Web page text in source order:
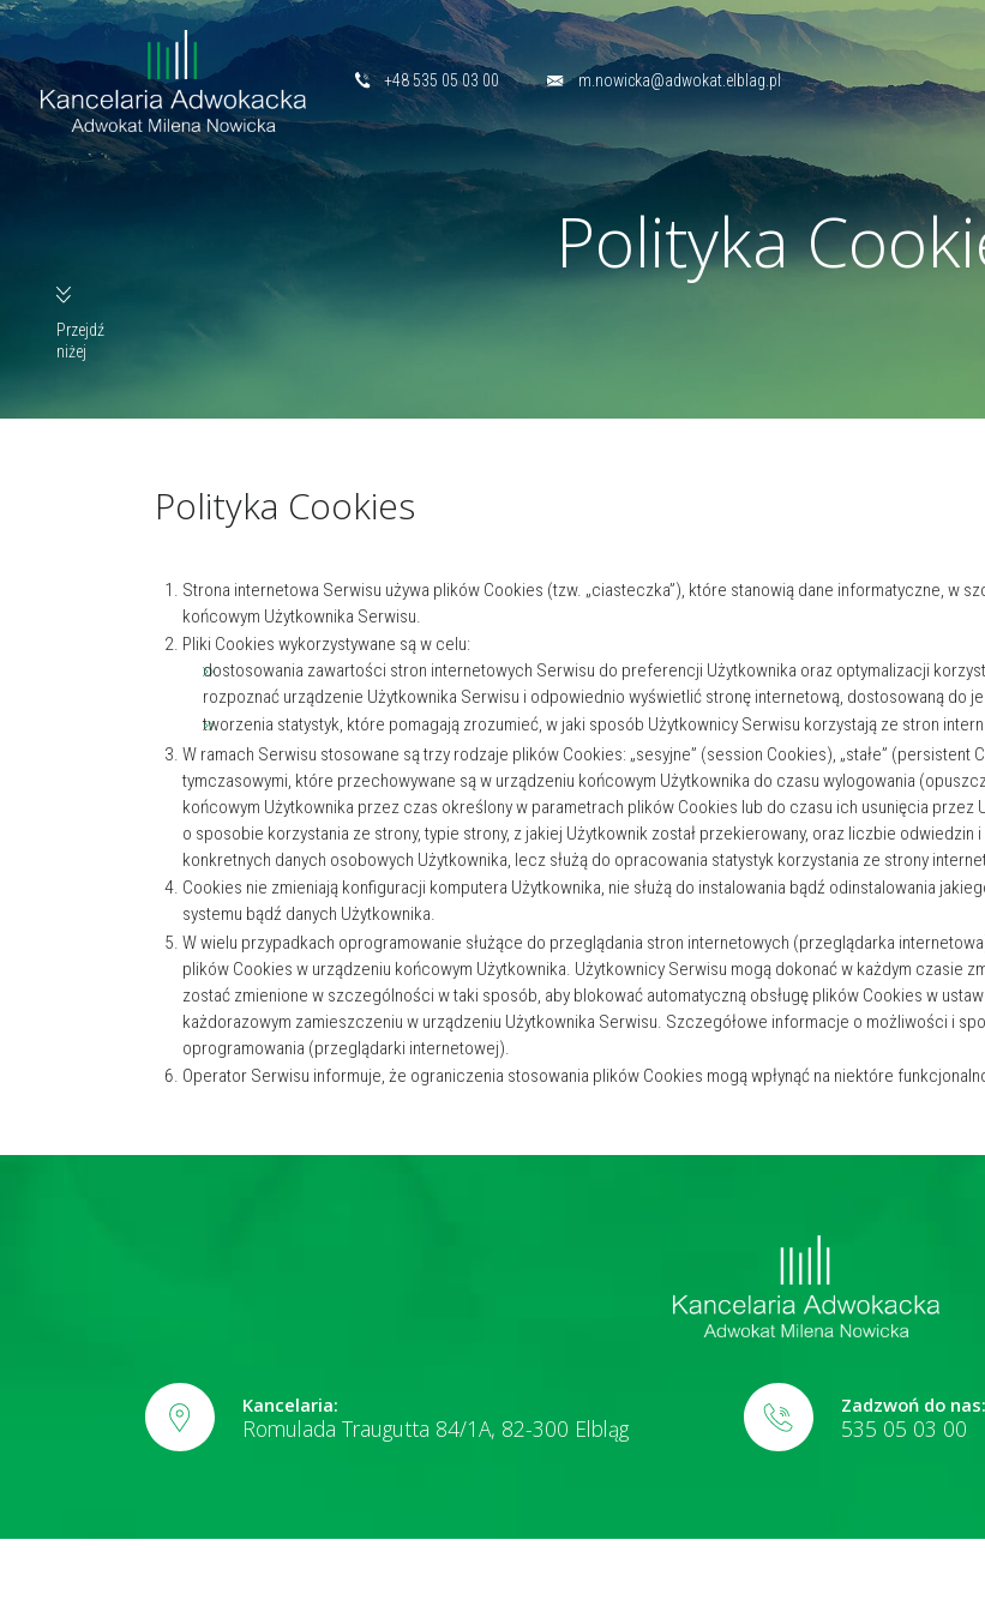
+48 535 05 03 00 m.nowicka@adwokat.elblag.pl
Polityka
Przejdź
niżej
Polityka Cookies
Strona internetowa Serwisu używa plików Cookies (tzw. „ciasteczka”), które stanowią dane informatyczne, w
końcowym Użytkownika Serwisu.
Pliki Cookies wykorzystywane są w celu:
dostosowania zawartości stron internetowych Serwisu do preferencji Użytkownika oraz optymalizacji
rozpoznać urządzenie Użytkownika Serwisu i odpowiednio wyświetlić stronę internetową, dostosowaną do
tworzenia statystyk, które pomagają zrozumieć, w jaki sposób Użytkownicy Serwisu korzystają ze stron
W ramach Serwisu stosowane są trzy rodzaje plików Cookies: „sesyjne” (session Cookies), „stałe” (persistent
tymczasowymi, które przechowywane są w urządzeniu końcowym Użytkownika do czasu wylogowania
końcowym Użytkownika przez czas określony w parametrach plików Cookies lub do czasu ich usunięcia przez
o sposobie korzystania ze strony, typie strony, z jakiej Użytkownik został przekierowany, oraz liczbie
konkretnych danych osobowych Użytkownika, lecz służą do opracowania statystyk korzystania ze strony
Cookies nie zmieniają konfiguracji komputera Użytkownika, nie służą do instalowania bądź odinstalowania
systemu bądź danych Użytkownika.
W wielu przypadkach oprogramowanie służące do przeglądania stron internetowych (przeglądarka
plików Cookies w urządzeniu końcowym Użytkownika. Użytkownicy Serwisu mogą dokonać w każdym czasie
zostać zmienione w szczególności w taki sposób, aby blokować automatyczną obsługę plików Cookies w
każdorazowym zamieszczeniu w urządzeniu Użytkownika Serwisu. Szczegółowe informacje o możliwości i
oprogramowania (przeglądarki internetowej).
Operator Serwisu informuje, że ograniczenia stosowania plików Cookies mogą wpłynąć na niektóre
Kancelaria:
Romulada Traugutta 84/1A, 82-300 Elbląg
Zadzwoń do nas:
535 05 03 00